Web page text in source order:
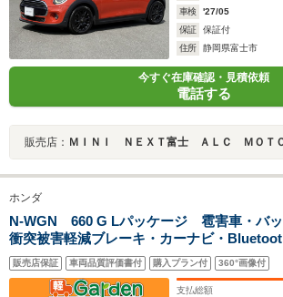
車検
'27/05
保証
保証付
住所
静岡県富士市
今すぐ在庫確認・見積依頼
電話する
販売店： ＭＩＮＩ ＮＥＸＴ富士 ＡＬＣ ＭＯＴＯ
ホンダ
N-WGN 660 G Lパッケージ 雹害車・バッ
衝突被害軽減ブレーキ・カーナビ・
CD/DVD再生・スマートキー&プッシュスタ
シート・ルームクリーニング
販売店保証 車両品質評価書付 購入プラン付 360°画像付
支払総額